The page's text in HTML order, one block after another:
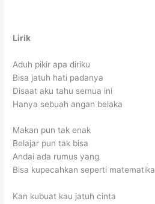
Lirik
Aduh pikir apa diriku
Bisa jatuh hati padanya
Disaat aku tahu semua ini
Hanya sebuah angan belaka
Makan pun tak enak
Belajar pun tak bisa
Andai ada rumus yang
Bisa kupecahkan seperti matematika
Kan kubuat kau jatuh cinta